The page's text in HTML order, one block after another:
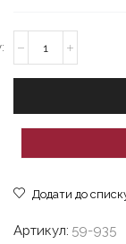
килим
Old
Додати до
Артикул: 59-935